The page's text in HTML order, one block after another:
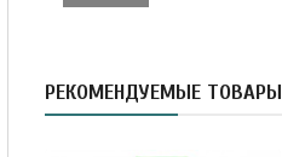
эмали Magic Alatai 75 мл
К..
РЕКОМЕНДУЕМЫЕ ТОВАРЫ